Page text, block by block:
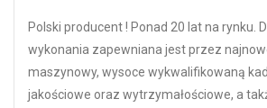
Polski producent ! Ponad 20 lat na rynku.
wykonania zapewniana jest przez
maszynowy, wysoce wykwalifikowaną
jakościowe oraz wytrzymałościowe, a